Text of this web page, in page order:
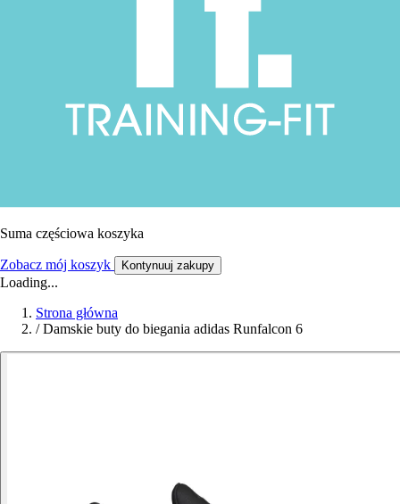
Suma częściowa koszyka
Zobacz mój koszyk Kontynuuj zakupy
Loading...
Strona główna
/ Damskie buty do biegania adidas Runfalcon 6